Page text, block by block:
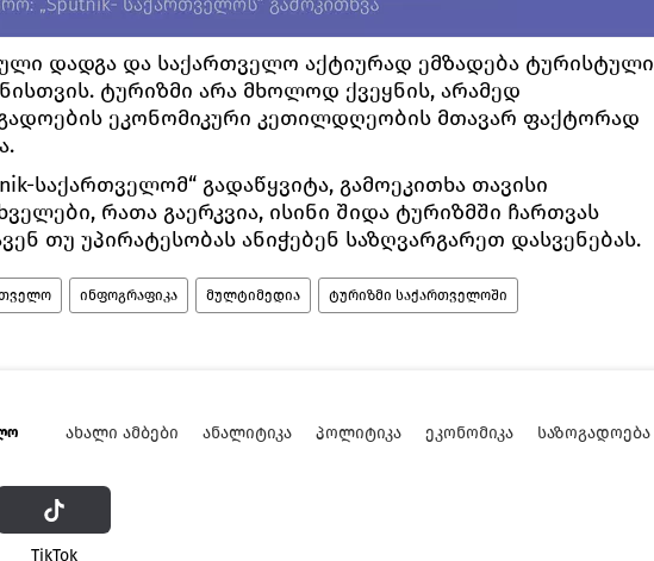
დადგა და საქართველო აქტიურად ემზადება ტურისტული
ტურიზმი არა მხოლოდ ქვეყნის, არამედ
ეკონომიკური კეთილდღეობის მთავარ ფაქტორად
საქართველომ“ გადაწყვიტა, გამოეკითხა თავისი
რათა გაერკვია, ისინი შიდა ტურიზმში ჩართვას
თუ უპირატესობას ანიჭებენ საზღვარგარეთ დასვენებას.
ინფოგრაფიკა მულტიმედია ტურიზმი საქართველოში
ᲐᲮᲐᲚᲘ ᲐᲛᲑᲔᲑᲘ ᲐᲜᲐᲚᲘᲢᲘᲙᲐ ᲞᲝᲚᲘᲢᲘᲙᲐ ᲔᲙᲝᲜᲝᲛᲘᲙᲐ ᲡᲐᲖᲝᲒᲐᲓᲝᲔᲑᲐ
ТikТоk